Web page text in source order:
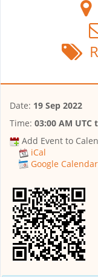
Date: 19 Sep 2022
Time: 03:00 AM UTC
Add Event to
iCal
Google Calendar